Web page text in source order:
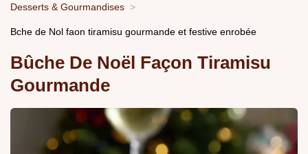
Desserts & Gourmandises
Bche de Nol faon tiramisu gourmande et festive enrobée
Bûche De Noël Façon Tiramisu
Gourmande